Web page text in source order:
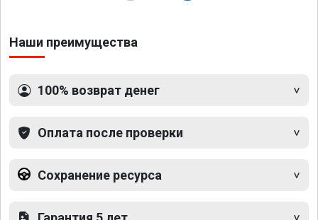
Наши преимущества
100% возврат денег
Оплата после проверки
Сохранение ресурса